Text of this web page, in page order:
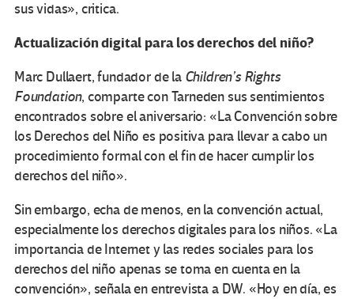
sus vidas», critica.
Actualización digital para los derechos del niño?
Marc Dullaert, fundador de la Children’s Rights
Foundation, comparte con Tarneden sus sentimientos
encontrados sobre el aniversario: «La Convención sobre
los Derechos del Niño es positiva para llevar a cabo un
procedimiento formal con el fin de hacer cumplir los
derechos del niño».
Sin embargo, echa de menos, en la convención actual,
especialmente los derechos digitales para los niños. «La
importancia de Internet y las redes sociales para los
derechos del niño apenas se toma en cuenta en la
convención», señala en entrevista a DW. «Hoy en día, es